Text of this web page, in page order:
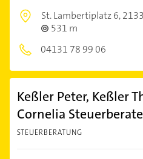
St. Lambertiplatz 6,
531 m
04131 78 99 06
Keßler Peter, Keßler
Cornelia
STEUERBERATUNG